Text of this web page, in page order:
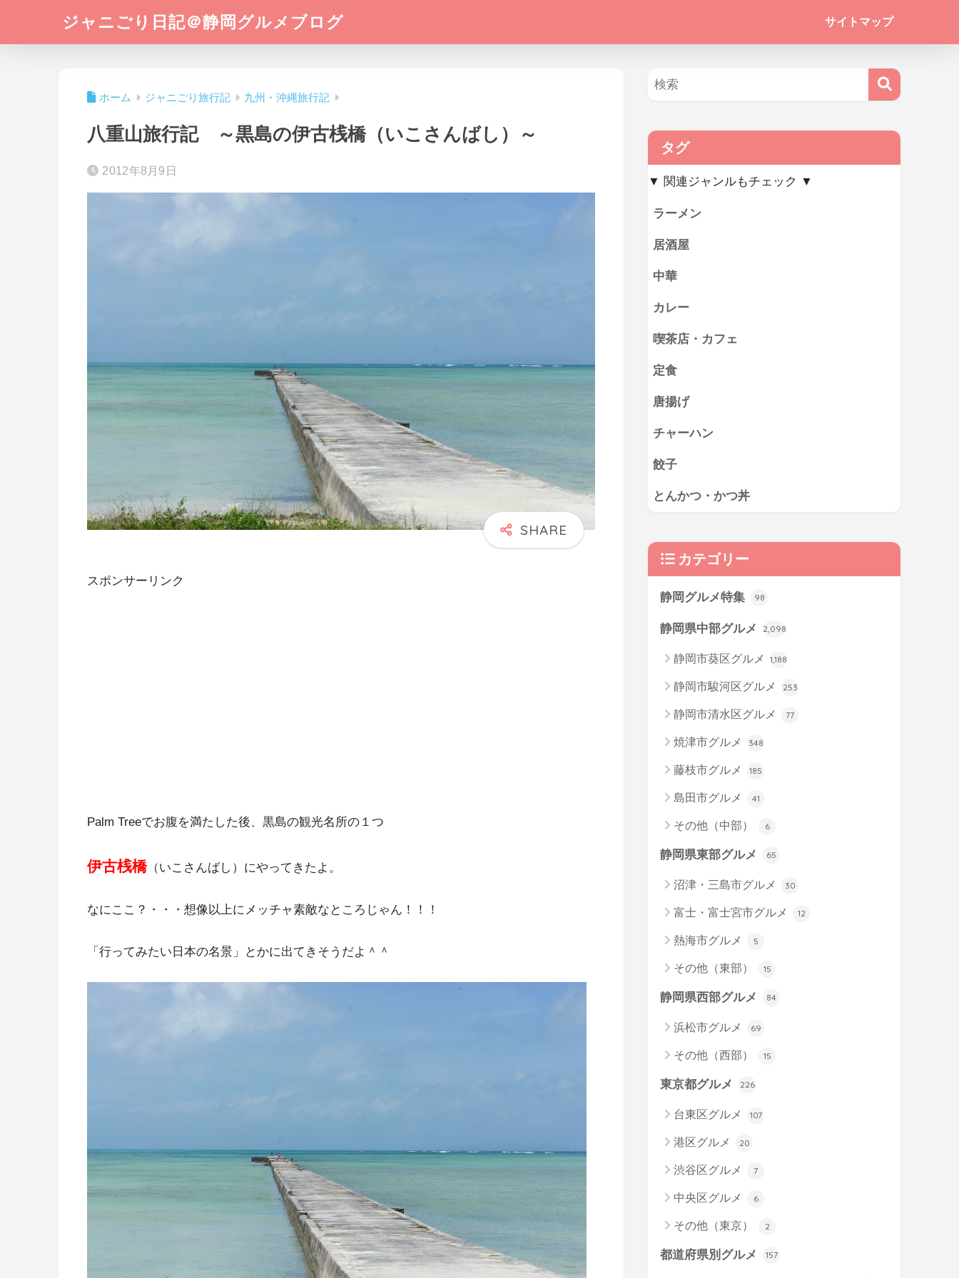
ジャニごり日記＠静岡グルメブログ サイトマップ
ホーム ジャニごり旅行記 九州・沖縄旅行記
八重山旅行記 ～黒島の伊古桟橋（いこさんばし）～
2012年8月9日
スポンサーリンク
Palm Treeでお腹を満たした後、黒島の観光名所の１つ
伊古桟橋（いこさんばし）にやってきたよ。
なにここ？・・・想像以上にメッチャ素敵なところじゃん！！！
「行ってみたい日本の名景」とかに出てきそうだよ＾＾
タグ
▼ 関連ジャンルもチェック ▼
ラーメン
居酒屋
中華
カレー
喫茶店・カフェ
定食
唐揚げ
チャーハン
餃子
とんかつ・かつ丼
カテゴリー
静岡グルメ特集 98
静岡県中部グルメ 2,098
静岡市葵区グルメ 1,188
静岡市駿河区グルメ 253
静岡市清水区グルメ 77
焼津市グルメ 348
藤枝市グルメ 185
島田市グルメ 41
その他（中部） 6
静岡県東部グルメ 65
沼津・三島市グルメ 30
富士・富士宮市グルメ 12
熱海市グルメ 5
その他（東部） 15
静岡県西部グルメ 84
浜松市グルメ 69
その他（西部） 15
東京都グルメ 226
台東区グルメ 107
港区グルメ 20
渋谷区グルメ 7
中央区グルメ 6
その他（東京） 2
都道府県別グルメ 157